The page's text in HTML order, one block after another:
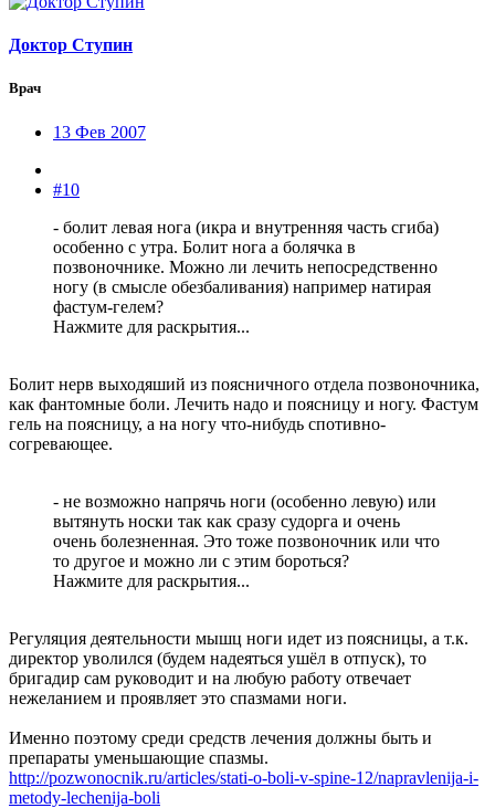
Доктор Ступин
Врач
13 Фев 2007
#10
- болит левая нога (икра и внутренняя часть сгиба)
особенно с утра. Болит нога а болячка в
позвоночнике. Можно ли лечить непосредственно
ногу (в смысле обезбаливания) например натирая
фастум-гелем?
Нажмите для раскрытия...
Болит нерв выходяший из поясничного отдела позвоночника,
как фантомные боли. Лечить надо и поясницу и ногу. Фастум
гель на поясницу, а на ногу что-нибудь спотивно-
согревающее.
- не возможно напрячь ноги (особенно левую) или
вытянуть носки так как сразу судорга и очень
очень болезненная. Это тоже позвоночник или что
то другое и можно ли с этим бороться?
Нажмите для раскрытия...
Регуляция деятельности мышц ноги идет из поясницы, а т.к.
директор уволился (будем надеяться ушёл в отпуск), то
бригадир сам руководит и на любую работу отвечает
нежеланием и проявляет это спазмами ноги.
Именно поэтому среди средств лечения должны быть и
препараты уменьшающие спазмы.
http://pozwonocnik.ru/articles/stati-o-boli-v-spine-12/napravlenija-i-
metody-lechenija-boli